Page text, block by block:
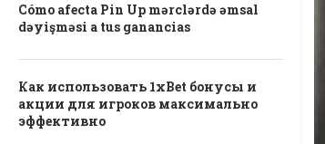
Cómo afecta Pin Up mərclərdə əmsal
dəyişməsi a tus ganancias
Как использовать 1xBet бонусы и
акции для игроков максимально
эффективно